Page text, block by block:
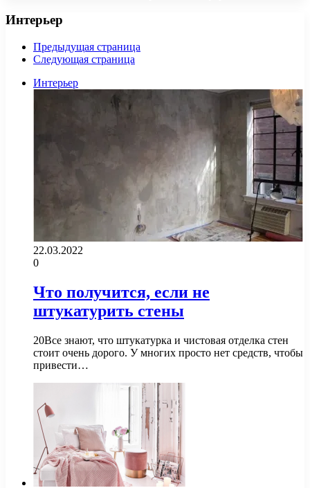
Интерьер
Предыдущая страница
Следующая страница
Интерьер
22.03.2022
0
Что получится, если не
штукатурить стены
20Все знают, что штукатурка и чистовая отделка стен
стоит очень дорого. У многих просто нет средств, чтобы
привести…